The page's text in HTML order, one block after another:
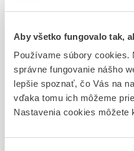
Aby všetko fungovalo tak,
Používame súbory cookies.
správne fungovanie nášho
lepšie spoznať, čo Vás na
vďaka tomu ich môžeme
Nastavenia cookies môžete
D - Registrácia bez
Typ registračnej procedúry
Národná
Držiteľ, krajina
Sandoz Pharmaceuticals d.d.,